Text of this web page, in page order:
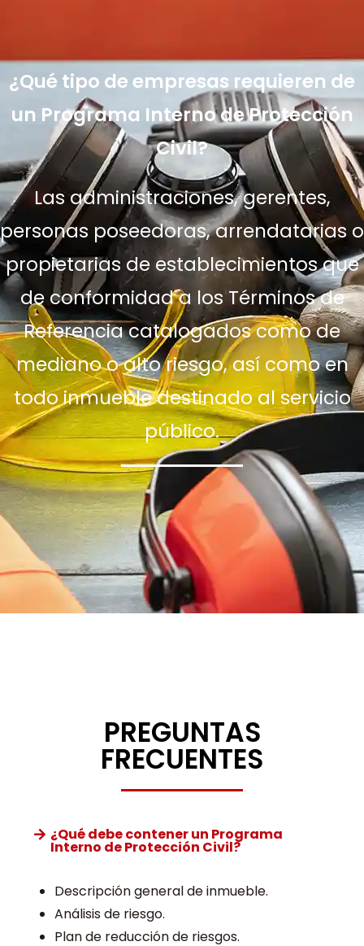
¿Qué tipo de empresas requieren de
un Programa Interno de Protección
Civil?
Las administraciones, gerentes,
personas poseedoras, arrendatarias o
propietarias de establecimientos que
de conformidad a los Términos de
Referencia catalogados como de
mediano o alto riesgo, así como en
todo inmueble destinado al servicio
público.
PREGUNTAS
FRECUENTES
¿Qué debe contener un Programa
Interno de Protección Civil?
Descripción general de inmueble.
Análisis de riesgo.
Plan de reducción de riesgos.